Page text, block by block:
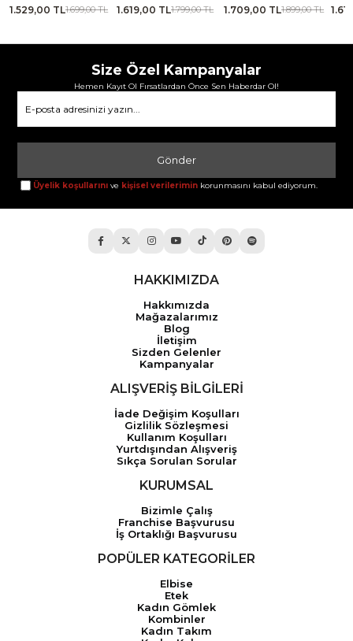
TL 1.699,00 TL 1.619,00 TL 1.799,00 TL
1.709,00 TL 1.899,00 TL
Size Özel Kampanyalar
Hemen Kayıt Ol Fırsatlardan Önce Sen Haberdar Ol!
Gönder
Üyelik koşullarını ve kişisel verilerimin korunmasını kabul ediyorum.
HAKKIMIZDA
Hakkımızda
Mağazalarımız
Blog
İletişim
Sizden Gelenler
Kampanyalar
ALIŞVERİŞ BİLGİLERİ
İade Değişim Koşulları
Gizlilik Sözleşmesi
Kullanım Koşulları
Yurtdışından Alışveriş
Sıkça Sorulan Sorular
KURUMSAL
Bizimle Çalış
Franchise Başvurusu
İş Ortaklığı Başvurusu
POPÜLER KATEGORİLER
Elbise
Etek
Kadın Gömlek
Kombinler
Kadın Takım